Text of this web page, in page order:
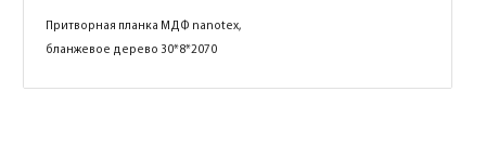
Притворная планка МДФ nanotex,
каменное дерево 30*8*2070
Притворная планка МДФ nanotex,
бланжевое дерево 30*8*2070